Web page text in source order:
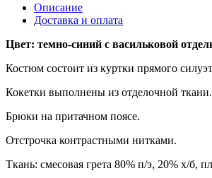
Описание
Доставка и оплата
Цвет: темно-синий с васильковой
Костюм состоит из куртки прямого
Кокетки выполнены из отделочной
Брюки на притачном поясе.
Отстрочка контрастными нитками.
Ткань: смесовая грета 80% п/э, 20% х/б,